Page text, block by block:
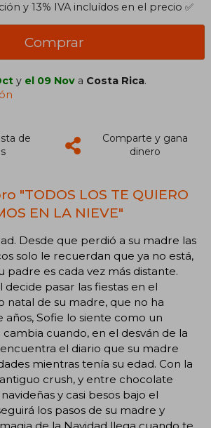
y 13% IVA incluídos en el precio ✅
Comprar
y el 09 Nov a Costa Rica.
de
Comparte y gana
dinero
"TODOS LOS TE QUIERO
EN LA NIEVE"
Desde que perdió a su madre las
solo le recuerdan que ya no está,
padre es cada vez más distante.
decide pasar las fiestas en el
natal de su madre, que no ha
años, Sofie lo siente como un
cuando, en el desván de la
el diario que su madre
mientras tenía su edad. Con la
crush, y entre chocolate
y casi besos bajo el
los pasos de su madre y